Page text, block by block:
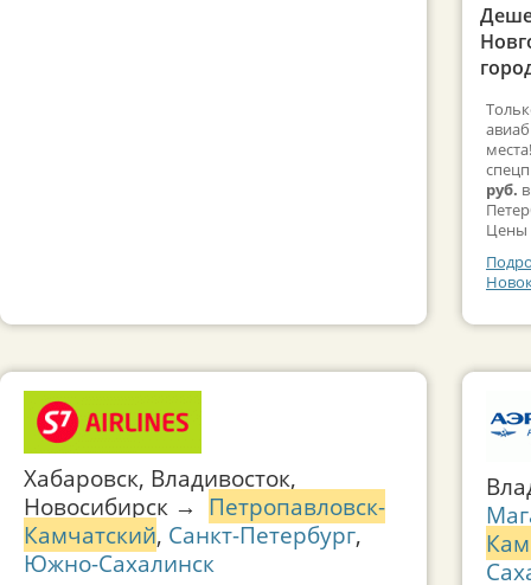
Хабаровск, Владивосток,
Новосибирск → Петропавловск-
Камчатский, Санкт-Петербург,
Южно-Сахалинск
руб.
Цены